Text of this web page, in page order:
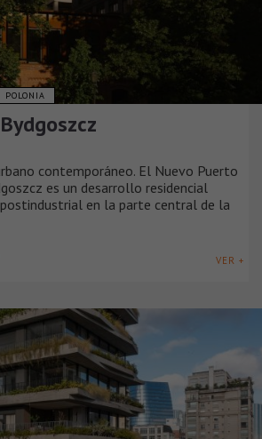
POLONIA
contemporáneo. El Nuevo Puerto
es un desarrollo residencial
en la parte central de la
VER +